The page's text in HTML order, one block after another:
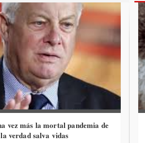
vez más la mortal pandemia de
verdad salva vidas